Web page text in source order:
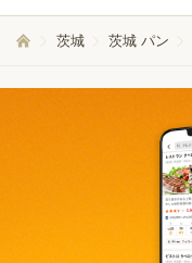
茨城 茨城 パン